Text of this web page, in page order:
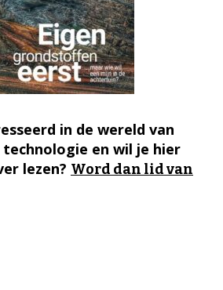
in de wereld van
en wil je hier
lezen? Word dan lid van